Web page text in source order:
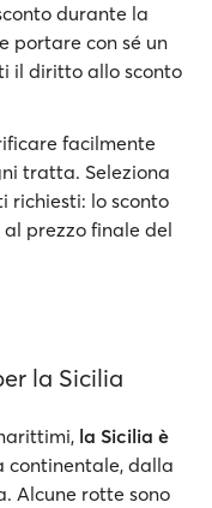
durante la
portare con sé un
il diritto allo sconto
facilmente
tratta. Seleziona
richiesti: lo sconto
prezzo finale del
la Sicilia
la Sicilia è
continentale, dalla
Alcune rotte sono